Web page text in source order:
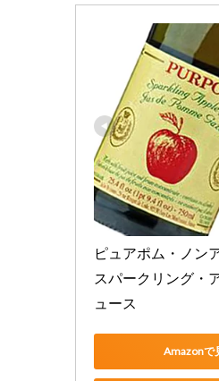
ピュアポム・ノン
スパークリング・
ュース
Amazonで